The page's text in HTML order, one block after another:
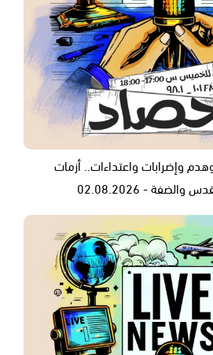
وإضرابات واعتداءات.. أزمات
- 02.08.2026